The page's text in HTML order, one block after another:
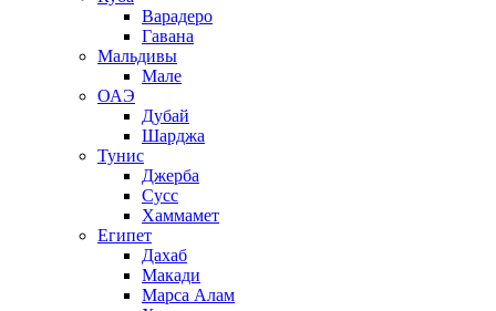
Варадеро
Гавана
Мальдивы
Мале
ОАЭ
Дубай
Шарджа
Тунис
Джерба
Сусс
Хаммамет
Египет
Дахаб
Макади
Марса Алам